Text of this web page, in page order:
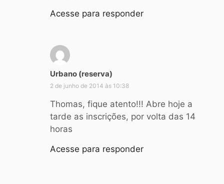
Acesse para responder
Urbano (reserva)
s
e
2 de junho de 2014 às 10:38
Thomas, fique atento!!! Abre hoje a
tarde as inscrições, por volta das 14
horas
Acesse para responder